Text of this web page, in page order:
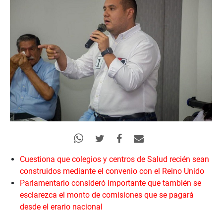
Cuestiona que colegios y centros de Salud recién sean
construidos mediante el convenio con el Reino Unido
Parlamentario consideró importante que también se
esclarezca el monto de comisiones que se pagará
desde el erario nacional